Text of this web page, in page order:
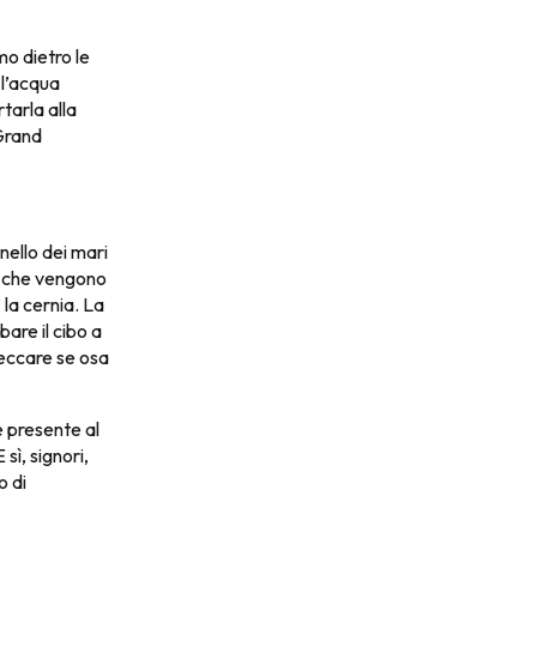
dietro le
alla
dei mari
vengono
la cernia. La
il cibo a
se osa
presente al
sì, signori,
di